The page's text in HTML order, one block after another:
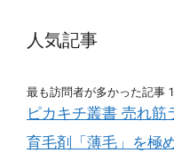
人気記事
最も訪問者が多かった記事
ピカキチ叢書 売れ筋
育毛剤「薄毛」を極